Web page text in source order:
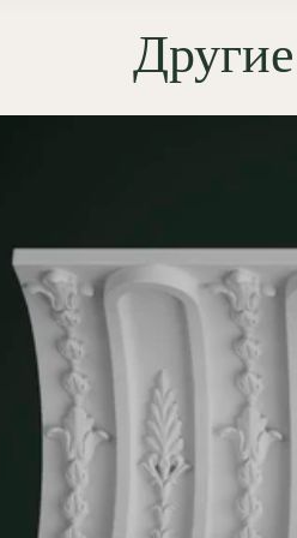
и гармонично
в классический
детализация:
гипс Г-
мельчайшие нюансы
недоступные для
рисунка: отсутствие
рельефа;
негорючий
(КМ0);